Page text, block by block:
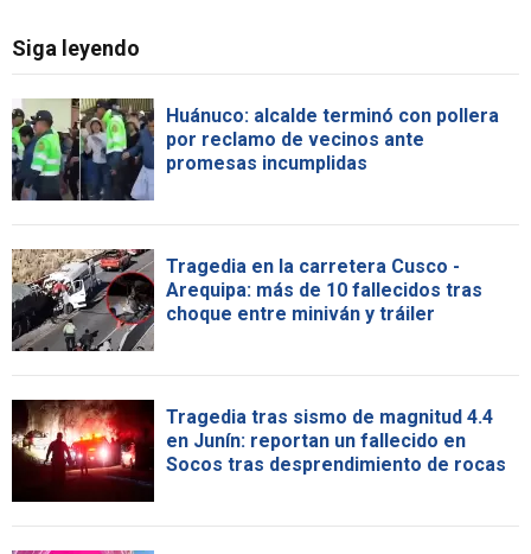
Siga leyendo
Huánuco: alcalde terminó con pollera
por reclamo de vecinos ante
promesas incumplidas
Tragedia en la carretera Cusco -
Arequipa: más de 10 fallecidos tras
choque entre miniván y tráiler
Tragedia tras sismo de magnitud 4.4
en Junín: reportan un fallecido en
Socos tras desprendimiento de rocas